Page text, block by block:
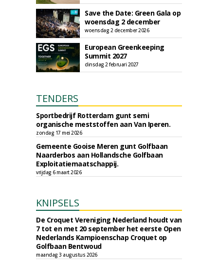
Save the Date: Green Gala op
woensdag 2 december
woensdag 2 december 2026
European Greenkeeping
Summit 2027
dinsdag 2 februari 2027
TENDERS
Sportbedrijf Rotterdam gunt semi
organische meststoffen aan Van Iperen.
zondag 17 mei 2026
Gemeente Gooise Meren gunt Golfbaan
Naarderbos aan Hollandsche Golfbaan
Exploitatiemaatschappij.
vrijdag 6 maart 2026
KNIPSELS
De Croquet Vereniging Nederland houdt van
7 tot en met 20 september het eerste Open
Nederlands Kampioenschap Croquet op
Golfbaan Bentwoud
maandag 3 augustus 2026